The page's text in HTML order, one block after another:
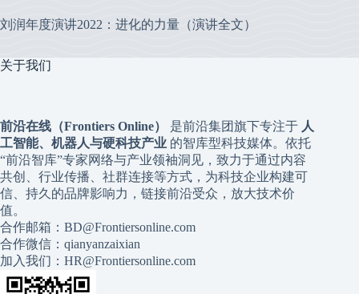
刘润年度演讲2022：进化的力量（演讲全文）
关于我们
前沿在线（Frontiers Online） 是前沿集团旗下专注于 人
工智能、机器人与硬科技产业 的智库型科技媒体。依托
“前沿智库”专家网络与产业领袖洞见，致力于通过内容
共创、行业传播、社群连接等方式，为科技企业构建可
信、持久的品牌影响力，链接前沿受众，放大技术价
值。
合作邮箱：BD@Frontiersonline.com
合作微信：qianyanzaixian
加入我们：HR@Frontiersonline.com